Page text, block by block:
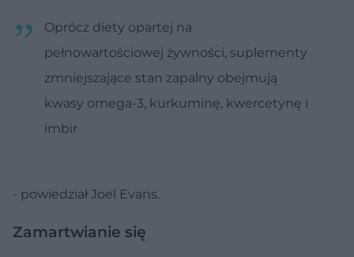
Oprócz diety opartej na
pełnowartościowej żywności, suplementy
zmniejszające stan zapalny obejmują
kwasy omega-3, kurkuminę, kwercetynę i
imbir
- powiedział Joel Evans.
Zamartwianie się